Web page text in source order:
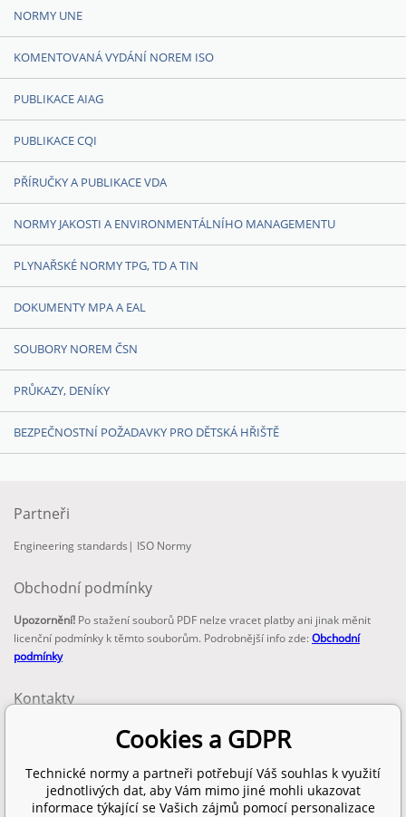
NORMY UNE
KOMENTOVANÁ VYDÁNÍ NOREM ISO
PUBLIKACE AIAG
PUBLIKACE CQI
PŘÍRUČKY A PUBLIKACE VDA
NORMY JAKOSTI A ENVIRONMENTÁLNÍHO MANAGEMENTU
PLYNAŘSKÉ NORMY TPG, TD A TIN
DOKUMENTY MPA A EAL
SOUBORY NOREM ČSN
PRŮKAZY, DENÍKY
BEZPEČNOSTNÍ POŽADAVKY PRO DĚTSKÁ HŘIŠTĚ
Partneři
Engineering standards | ISO Normy
Obchodní podmínky
Upozornění! Po stažení souborů PDF nelze vracet platby ani jinak měnit
licenční podmínky k těmto souborům. Podrobnější info zde:Obchodní
podmínky
Kontakty
info@technickenormy.cz
obchod@technickenormy.cz
Telefon:
+420 377 387 684
Cookies a GDPR
Technické normy a partneři potřebují Váš souhlas k využití
jednotlivých dat, aby Vám mimo jiné mohli ukazovat
informace týkající se Vašich zájmů pomocí personalizace